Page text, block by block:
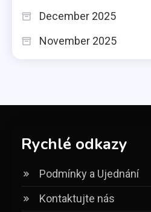
December 2025
November 2025
Rychlé odkazy
Podmínky a Ujednání
Kontaktujte nás